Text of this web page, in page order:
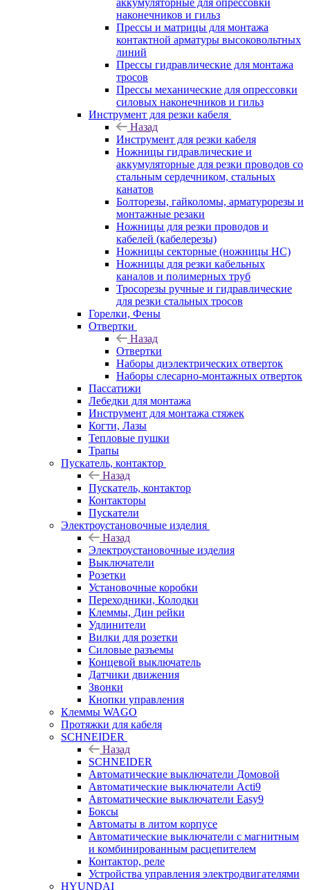
аккумуляторные для опрессовки
наконечников и гильз
Прессы и матрицы для монтажа
контактной арматуры высоковольтных
линий
Прессы гидравлические для монтажа
тросов
Прессы механические для опрессовки
силовых наконечников и гильз
Инструмент для резки кабеля
Назад
Инструмент для резки кабеля
Ножницы гидравлические и
аккумуляторные для резки проводов со
стальным сердечником, стальных
канатов
Болторезы, гайколомы, арматурорезы и
монтажные резаки
Ножницы для резки проводов и
кабелей (кабелерезы)
Ножницы секторные (ножницы НС)
Ножницы для резки кабельных
каналов и полимерных труб
Тросорезы ручные и гидравлические
для резки стальных тросов
Горелки, Фены
Отвертки
Назад
Отвертки
Наборы диэлектрических отверток
Наборы слесарно-монтажных отверток
Пассатижи
Лебедки для монтажа
Инструмент для монтажа стяжек
Когти, Лазы
Тепловые пушки
Трапы
Пускатель, контактор
Назад
Пускатель, контактор
Контакторы
Пускатели
Электроустановочные изделия
Назад
Электроустановочные изделия
Выключатели
Розетки
Установочные коробки
Переходники, Колодки
Клеммы, Дин рейки
Удлинители
Вилки для розетки
Силовые разъемы
Концевой выключатель
Датчики движения
Звонки
Кнопки управления
Клеммы WAGO
Протяжки для кабеля
SCHNEIDER
Назад
SCHNEIDER
Автоматические выключатели Домовой
Автоматические выключатели Acti9
Автоматические выключатели Easy9
Боксы
Автоматы в литом корпусе
Автоматические выключатели с магнитным
и комбинированным расцепителем
Контактор, реле
Устройства управления электродвигателями
HYUNDAI